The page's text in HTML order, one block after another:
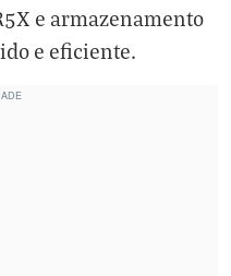
e armazenamento
e eficiente.